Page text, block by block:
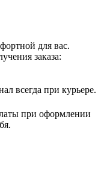
для вас.
заказа:
всегда при курьере.
при оформлении